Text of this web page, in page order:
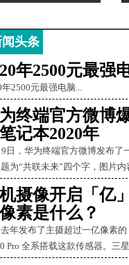
头条
年2500元最强
年2500元最强电脑...
终端官方微博
记本2020年
日，华为终端官方微博发布了
为“共联未来”四个字，图片
摄像开启「亿
素是什么？
年发布了主摄超过一亿像素的
Pro 全系搭载这款传感器。三